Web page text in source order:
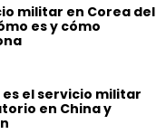
militar en Corea del
es y cómo
es el servicio militar
en China y